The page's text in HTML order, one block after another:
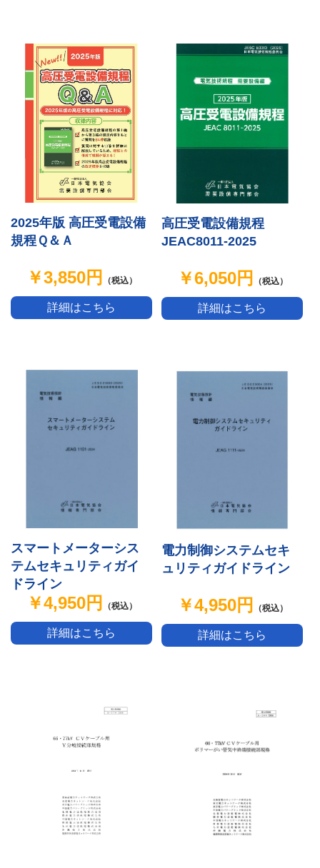
2025年版 高圧受電設備
規程Ｑ＆Ａ
￥3,850円 （税込）
詳細はこちら
高圧受電設備規程
JEAC8011-2025
￥6,050円 （税込）
詳細はこちら
スマートメーターシス
テムセキュリティガイ
ドライン
￥4,950円 （税込）
詳細はこちら
電力制御システムセキ
ュリティガイドライン
￥4,950円 （税込）
詳細はこちら